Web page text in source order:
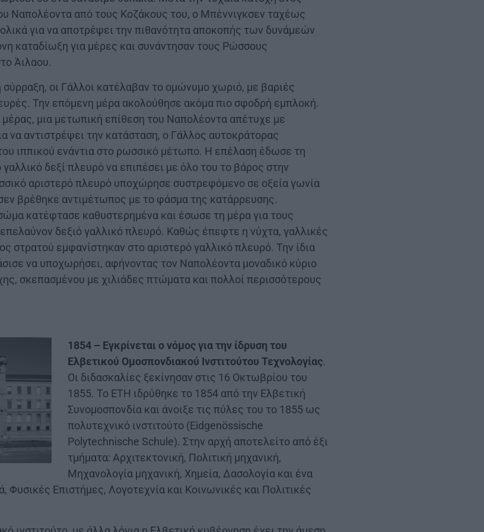
Ναπολέοντα από τους Κοζάκους του, ο Μπέννιγκσεν ταχέως
για να αποτρέψει την πιθανότητα αποκοπής των δυνάμεών
καταδίωξη για μέρες και συνάντησαν τους Ρώσσους
Άιλαου.
οι Γάλλοι κατέλαβαν το ομώνυμο χωριό, με βαριές
Την επόμενη μέρα ακολούθησε ακόμα πιο σφοδρή εμπλοκή.
μια μετωπική επίθεση του Ναπολέοντα απέτυχε με
να αντιστρέψει την κατάσταση, ο Γάλλος αυτοκράτορας
ιππικού ενάντια στο ρωσσικό μέτωπο. Η επέλαση έδωσε τη
δεξί πλευρό να επιπέσει με όλο του το βάρος στην
αριστερό πλευρό υποχώρησε συστρεφόμενο σε οξεία γωνία
βρέθηκε αντιμέτωπος με το φάσμα της κατάρρευσης.
κατέφτασε καθυστερημένα και έσωσε τη μέρα για τους
δεξιό γαλλικό πλευρό. Καθώς έπεφτε η νύχτα, γαλλικές
στρατού εμφανίστηκαν στο αριστερό γαλλικό πλευρό. Την ίδια
να υποχωρήσει, αφήνοντας τον Ναπολέοντα μοναδικό κύριο
σκεπασμένου με χιλιάδες πτώματα και πολλοί περισσότερους
1854 – Εγκρίνεται ο νόμος για την ίδρυση του
Ελβετικού Ομοσπονδιακού Ινστιτούτου Τεχνολογίας.
Οι διδασκαλίες ξεκίνησαν στις 16 Οκτωβρίου του
1855. Το ΕΤΗ ιδρύθηκε το 1854 από την Ελβετική
Συνομοσπονδία και άνοιξε τις πύλες του το 1855 ως
πολυτεχνικό ινστιτούτο (Eidgenössische
Polytechnische Schule). Στην αρχή αποτελείτο από έξι
τμήματα: Αρχιτεκτονική, Πολιτική μηχανική,
Μηχανολογία μηχανική, Χημεία, Δασολογία και ένα
Φυσικές Επιστήμες, Λογοτεχνία και Κοινωνικές και Πολιτικές